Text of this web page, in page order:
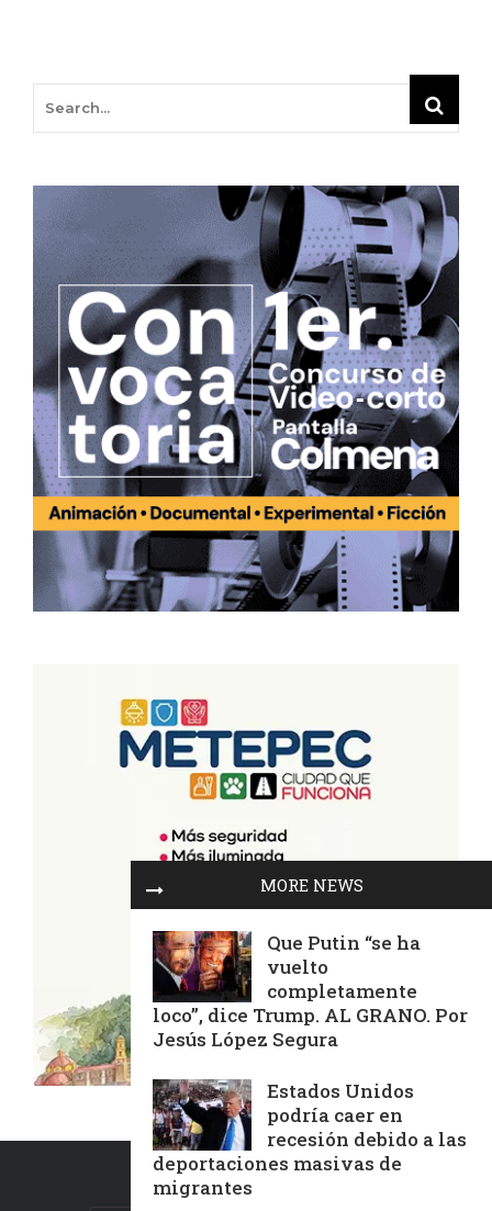
MORE NEWS
Que Putin “se ha
vuelto
completamente
loco”, dice Trump. AL GRANO. Por
Jesús López Segura
Estados Unidos
podría caer en
recesión debido a las
deportaciones masivas de
migrantes